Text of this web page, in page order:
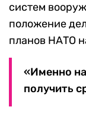
систем
положение
планов НАТО
«Именно
получить